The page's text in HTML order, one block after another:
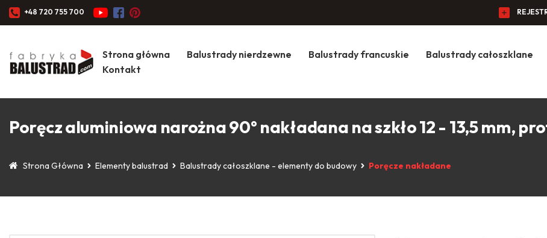
+48 720 755 700
Strona główna Balustrady nierdzewne Balustrady francuskie Balustrady całoszklane
Kontakt
Poręcz aluminiowa narożna 90° nakładana na szkło 12 - 13,5 mm,
Strona Główna Elementy balustrad Balustrady całoszklane - elementy do budowy Poręcze nakładane